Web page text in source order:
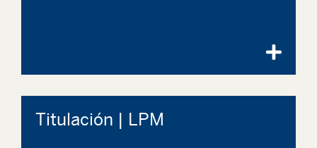
Titulación | LPM